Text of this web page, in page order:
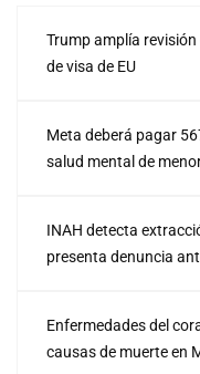
Trump amplía
de visa de EU
Meta deberá pagar
salud mental de
INAH detecta
presenta denuncia
Enfermedades del
causas de muerte en